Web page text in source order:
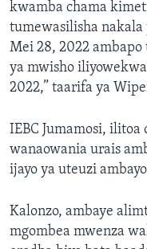
kwamba chama
tumewasilisha
Mei 28, 2022
ya mwisho
2022,” taarifa ya
IEBC Jumamosi, ilitoa
wanaowania urais
ijayo ya uteuzi
Kalonzo, ambaye
mgombea mwenza